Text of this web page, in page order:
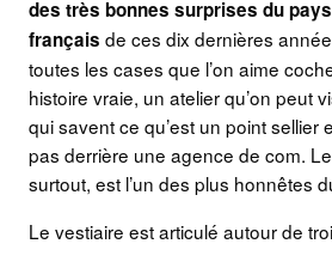
des très bonnes surprises du
français de ces dix dernières
toutes les cases que l’on aime
histoire vraie, un atelier qu’on peut
qui savent ce qu’est un point sellier
pas derrière une agence de com.
surtout, est l’un des plus honnêtes
Le vestiaire est articulé autour de